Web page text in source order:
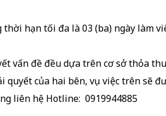
hạn tối đa là 03 (ba) ngày làm
vấn đề đều dựa trên cơ sở thỏa
của hai bên, vụ việc trên sẽ
liên hệ Hotline: 0919944885